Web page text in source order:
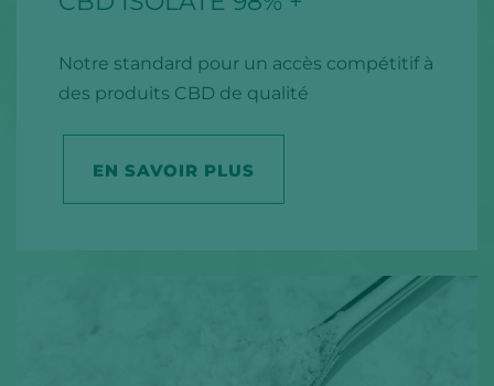
Notre standard pour un accès compétitif à
des produits CBD de qualité
EN SAVOIR PLUS